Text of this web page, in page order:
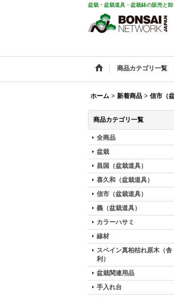
盆栽・盆栽道具・盆栽鉢の販売と
商品カテゴリ一覧
ホーム > 新着商品 > 信市（
商品カテゴリ一覧
全商品
盆栽
昌国（盆栽道具）
喜久和（盆栽道具）
信市（盆栽道具）
義（盆栽道具）
カラーハサミ
線材
スペイン真柏枯れ原木（舎
利）
盆栽関連用品
手入れ台